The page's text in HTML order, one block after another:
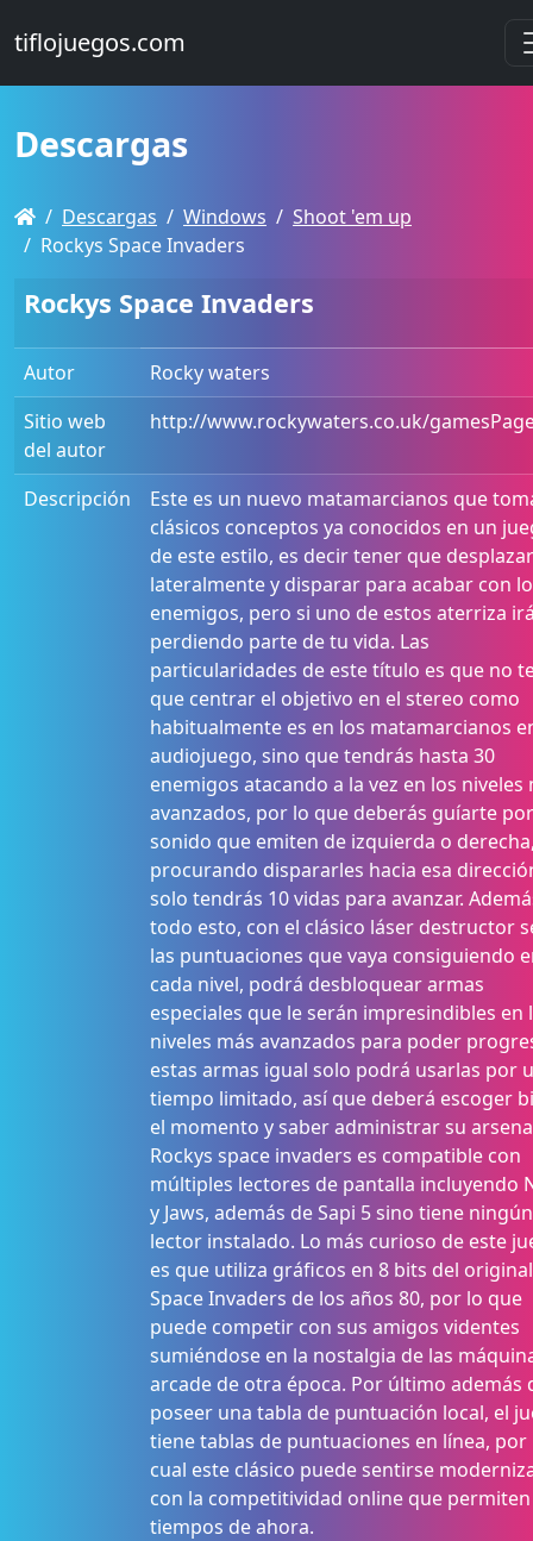
tiflojuegos.com
Descargas
Descargas Windows
Shoot 'em up
Rockys Space Invaders
Rockys Space Invaders
Autor
Rocky waters
Sitio web
del autor
http://www.rockywaters.co.uk/
Descripción
Este es un nuevo matamarcianos que
clásicos conceptos ya conocidos en un
de este estilo, es decir tener que
lateralmente y disparar para acabar con
enemigos, pero si uno de estos aterriza
perdiendo parte de tu vida. Las
particularidades de este título es que no
que centrar el objetivo en el stereo como
habitualmente es en los matamarcianos
audiojuego, sino que tendrás hasta 30
enemigos atacando a la vez en los niveles
avanzados, por lo que deberás guíarte
sonido que emiten de izquierda o
procurando dispararles hacia esa
solo tendrás 10 vidas para avanzar.
todo esto, con el clásico láser destructor
las puntuaciones que vaya consiguiendo
cada nivel, podrá desbloquear armas
especiales que le serán impresindibles en
niveles más avanzados para poder
estas armas igual solo podrá usarlas por
tiempo limitado, así que deberá escoger
el momento y saber administrar su
Rockys space invaders es compatible con
múltiples lectores de pantalla incluyendo
y Jaws, además de Sapi 5 sino tiene ningún
lector instalado. Lo más curioso de este
es que utiliza gráficos en 8 bits del original
Space Invaders de los años 80, por lo que
puede competir con sus amigos videntes
sumiéndose en la nostalgia de las
arcade de otra época. Por último además
poseer una tabla de puntuación local, el
tiene tablas de puntuaciones en línea, por
cual este clásico puede sentirse
con la competitividad online que
tiempos de ahora.